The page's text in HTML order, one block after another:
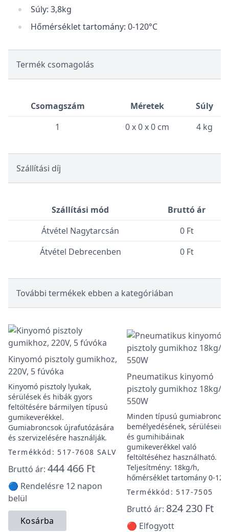
Súly: 3,8kg
Hőmérséklet tartomány: 0-120°C
Termék csomagolás
Csomagszám Méretek
Súly
1
0 x 0 x 0 cm 4 kg
Szállítási díj
Szállítási mód
Bruttó ár
Átvétel Nagytarcsán
0 Ft
Átvétel Debrecenben
0 Ft
További termékek ebben a kategóriában
Kinyomó pisztoly gumikhoz,
220V, 5 fúvóka
Kinyomó pisztoly lyukak,
sérülések és hibák gyors
feltöltésére bármilyen típusú
gumikeverékkel.
Gumiabroncsok újrafutózására
és szervizelésére használják.
Termékkód: 517-7608 SALV
Bruttó ár: 444 466 Ft
🔵 Rendelésre 12 napon
belül
Kosárba
Pneumatikus kinyomó
pisztoly gumikhoz 18kg/h,
550W
Minden típusú gumiabroncs
bemélyedésének,
és gumihibáinak
gumikeverékkel való
feltöltéséhez használható.
Teljesítmény: 18kg/h,
hőmérséklet tartomány 0-
Termékkód: 517-7505
Bruttó ár: 824 230 Ft
🔴 Elfogyott